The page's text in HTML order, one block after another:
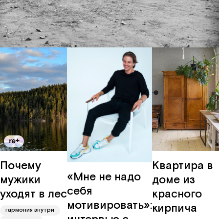
забота
о мире
карьера
Вконтакте
Почему
мужики
уходят в лес
гармония внутри
«Мне не надо
себя
мотивировать»:
Квартира в
доме из
красного
кирпича